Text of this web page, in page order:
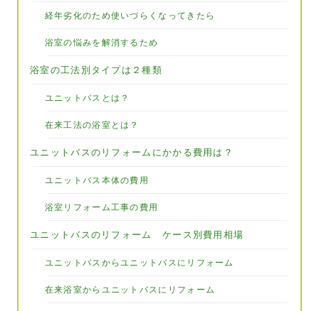
経年劣化のため使いづらくなってきたら
浴室の悩みを解消するため
浴室の工法別タイプは２種類
ユニットバスとは？
在来工法の浴室とは？
ユニットバスのリフォームにかかる費用は？
ユニットバス本体の費用
浴室リフォーム工事の費用
ユニットバスのリフォーム ケース別費用相場
ユニットバスからユニットバスにリフォーム
在来浴室からユニットバスにリフォーム